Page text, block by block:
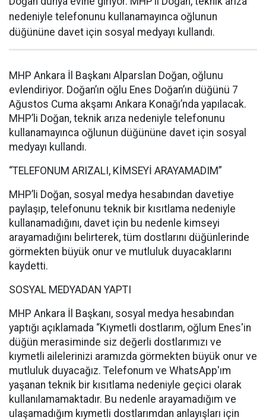
nedeniyle telefonunu kullanamayınca oğlunun
düğününe davet için sosyal medyayı kullandı.
MHP Ankara İl Başkanı Alparslan Doğan, oğlunu
evlendiriyor. Doğan’ın oğlu Enes Doğan’ın düğünü 7
Ağustos Cuma akşamı Ankara Konağı’nda yapılacak.
MHP’li Doğan, teknik arıza nedeniyle telefonunu
kullanamayınca oğlunun düğününe davet için sosyal
medyayı kullandı.
“TELEFONUM ARIZALI, KİMSEYİ ARAYAMADIM”
MHP’li Doğan, sosyal medya hesabından davetiye
paylaşıp, telefonunu teknik bir kısıtlama nedeniyle
kullanamadığını, davet için bu nedenle kimseyi
arayamadığını belirterek, tüm dostlarını düğünlerinde
görmekten büyük onur ve mutluluk duyacaklarını
kaydetti.
SOSYAL MEDYADAN YAPTI
MHP Ankara İl Başkanı, sosyal medya hesabından
yaptığı açıklamada “Kıymetli dostlarım, oğlum Enes'in
düğün merasiminde siz değerli dostlarımızı ve
kıymetli ailelerinizi aramızda görmekten büyük onur ve
mutluluk duyacağız. Telefonum ve WhatsApp'ım
yaşanan teknik bir kısıtlama nedeniyle geçici olarak
kullanılamamaktadır. Bu nedenle arayamadığım ve
ulaşamadığım kıymetli dostlarımdan anlayışları için